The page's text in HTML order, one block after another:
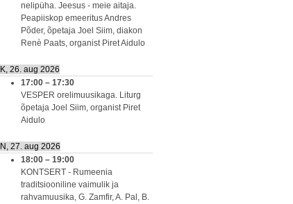
nelipüha. Jeesus - meie aitaja.
Peapiiskop emeeritus Andres
Põder, õpetaja Joel Siim, diakon
Renè Paats, organist Piret Aidulo
K, 26. aug 2026
17:00 – 17:30
VESPER orelimuusikaga. Liturg
õpetaja Joel Siim, organist Piret
Aidulo
N, 27. aug 2026
18:00 – 19:00
KONTSERT - Rumeenia
traditsiooniline vaimulik ja
rahvamuusika, G. Zamfir, A. Pal, B.